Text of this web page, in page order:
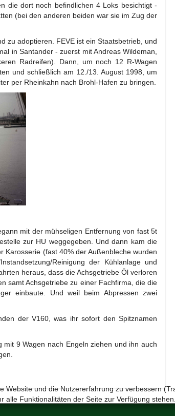
die dort noch befindlichen 4 Loks besichtigt -
(bei den anderen beiden war sie im Zug der
zu adoptieren. FEVE ist ein Staatsbetrieb, und
in Santander - zuerst mit Andreas Wildeman,
Radreifen). Dann, um noch 12 R-Wagen
und schließlich am 12./13. August 1998, um
per Rheinkahn nach Brohl-Hafen zu bringen.
mit der mühseligen Entfernung von fast 5t
zur HU weggegeben. Und dann kam die
Karosserie (fast 40% der Außenbleche wurden
Reinigung der Kühlanlage und
heraus, dass die Achsgetriebe Öl verloren
samt Achsgetriebe zu einer Fachfirma, die die
einbaute. Und weil beim Abpressen zwei
der V160, was ihr sofort den Spitznamen
9 Wagen nach Engeln ziehen und ihn auch
und die Nutzererfahrung zu verbessern
Funktionalitäten der Seite zur Verfügung stehen.